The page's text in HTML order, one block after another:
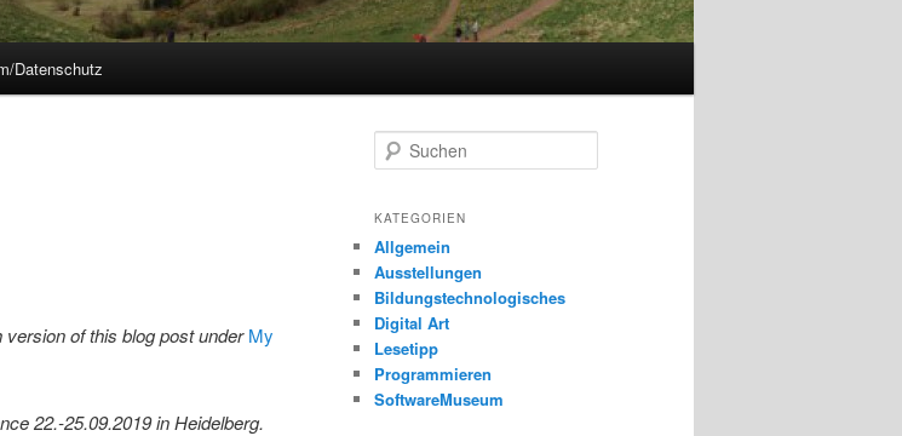
Datenschutz
version of this blog post underMy
22.-25.09.2019 in Heidelberg.
u
h
n
KATEGORIEN
Allgemein
Ausstellungen
Bildungstechnologisches
Digital Art
Lesetipp
Programmieren
SoftwareMuseum